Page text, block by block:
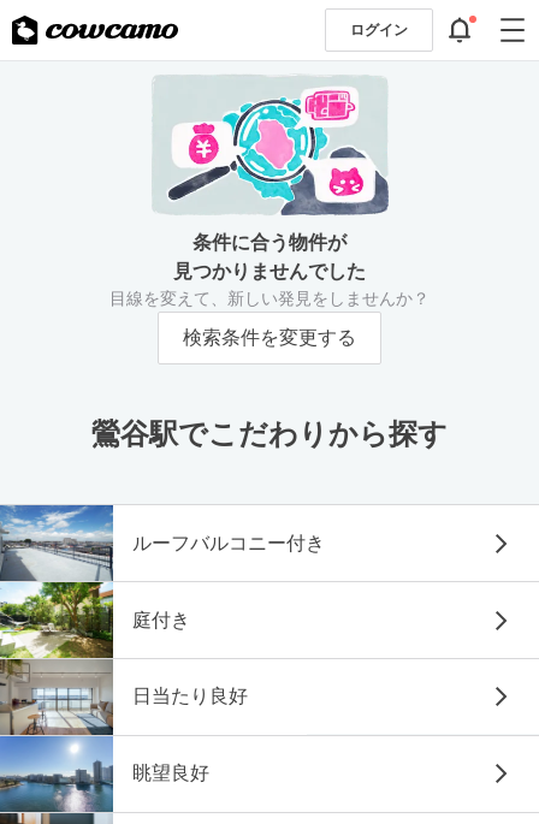
ログイン
条件に合う物件が
見つかりませんでした
目線を変えて、新しい発見をしませんか？
検索条件を変更する
鶯谷駅でこだわりから探す
ルーフバルコニー付き
庭付き
日当たり良好
眺望良好